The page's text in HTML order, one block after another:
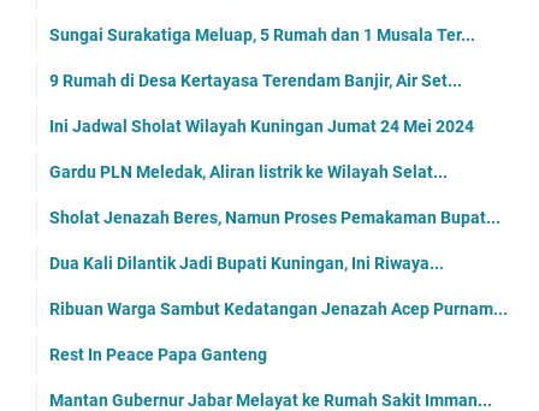
Sungai Surakatiga Meluap, 5 Rumah dan 1 Musala Ter...
9 Rumah di Desa Kertayasa Terendam Banjir, Air Set...
Ini Jadwal Sholat Wilayah Kuningan Jumat 24 Mei 2024
Gardu PLN Meledak, Aliran listrik ke Wilayah Selat...
Sholat Jenazah Beres, Namun Proses Pemakaman Bupat...
Dua Kali Dilantik Jadi Bupati Kuningan, Ini Riwaya...
Ribuan Warga Sambut Kedatangan Jenazah Acep Purnam...
Rest In Peace Papa Ganteng
Mantan Gubernur Jabar Melayat ke Rumah Sakit Imman...